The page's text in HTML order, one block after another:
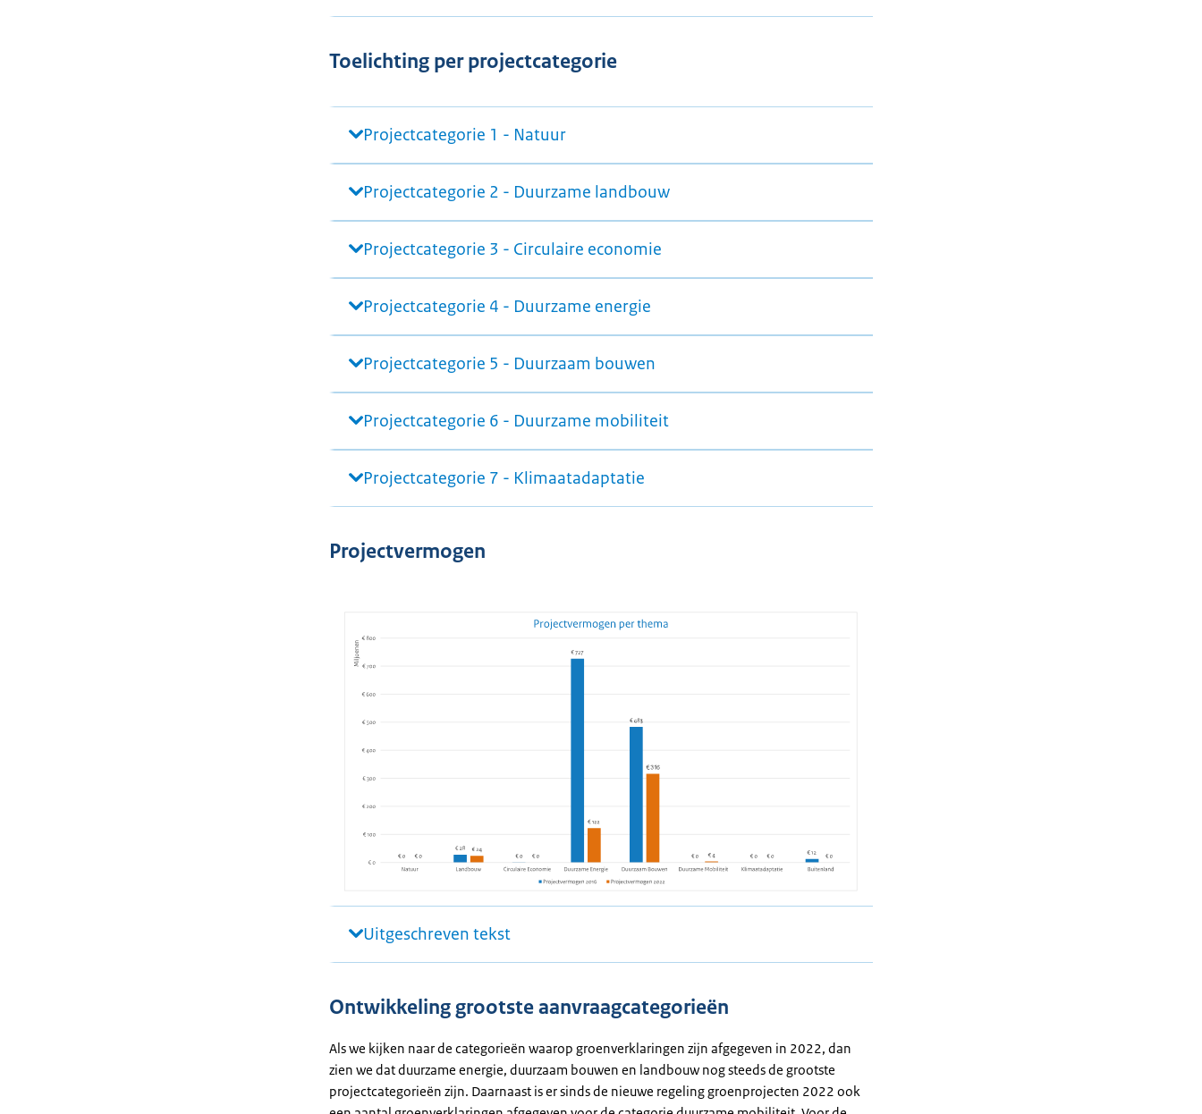
Toelichting per projectcategorie
Projectcategorie 1 - Natuur
Projectcategorie 2 - Duurzame landbouw
Projectcategorie 3 - Circulaire economie
Projectcategorie 4 - Duurzame energie
Projectcategorie 5 - Duurzaam bouwen
Projectcategorie 6 - Duurzame mobiliteit
Projectcategorie 7 - Klimaatadaptatie
Projectvermogen
Uitgeschreven tekst
Ontwikkeling grootste aanvraagcategorieën
Als we kijken naar de categorieën waarop groenverklaringen zijn afgegeven in 2022, dan
zien we dat duurzame energie, duurzaam bouwen en landbouw nog steeds de grootste
projectcategorieën zijn. Daarnaast is er sinds de nieuwe regeling groenprojecten 2022 ook